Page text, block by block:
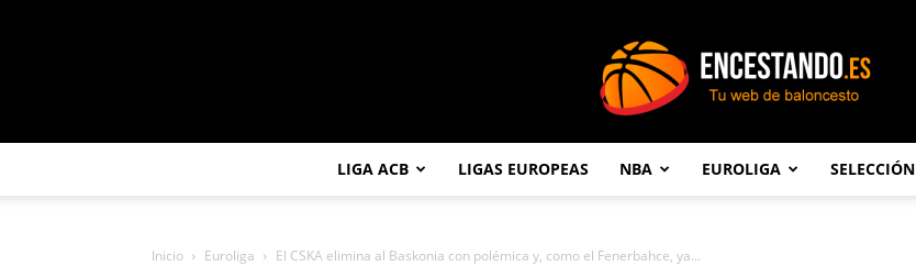
LIGA ACB LIGAS EUROPEAS NBA EUROLIGA SELECCIÓN
Inicio Euroliga El CSKA elimina al Baskonia con polémica y, como el Fenerbahce, ya...